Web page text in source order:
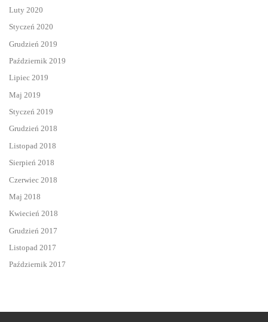
Luty 2020
Styczeń 2020
Grudzień 2019
Październik 2019
Lipiec 2019
Maj 2019
Styczeń 2019
Grudzień 2018
Listopad 2018
Sierpień 2018
Czerwiec 2018
Maj 2018
Kwiecień 2018
Grudzień 2017
Listopad 2017
Październik 2017